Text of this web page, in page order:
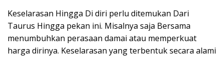
Keselarasan Hingga Di diri perlu ditemukan Dari
Taurus Hingga pekan ini. Misalnya saja Bersama
menumbuhkan perasaan damai atau memperkuat
harga dirinya. Keselarasan yang terbentuk secara alami